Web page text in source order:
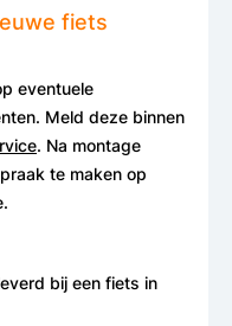
fiets
eventuele
Meld deze binnen
. Na montage
te maken op
bij een fiets in